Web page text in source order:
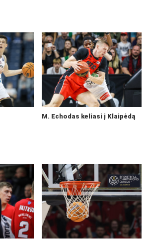
M. Echodas keliasi į Klaipėdą